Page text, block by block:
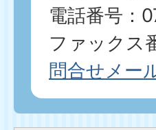
電話番号：
ファックス
問合せメー